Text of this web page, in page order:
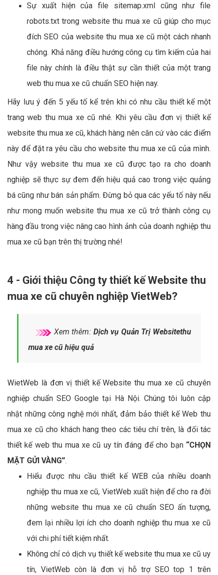
Sự xuất hiện của file sitemap.xml cũng như file
robots.txt trong website thu mua xe cũ giúp cho mục
đích SEO của website thu mua xe cũ một cách nhanh
chóng. Khả năng điều hướng công cụ tìm kiếm của hai
file này chính là điều thật sự cần thiết của một trang
web thu mua xe cũ chuẩn SEO hiện nay.
Hãy lưu ý đến 5 yếu tố kể trên khi có nhu cầu thiết kế một
trang web thu mua xe cũ nhé. Khi yêu cầu đơn vị thiết kế
website thu mua xe cũ, khách hàng nên căn cứ vào các điểm
này để đặt ra yêu cầu cho website thu mua xe cũ của mình.
Như vậy website thu mua xe cũ được tạo ra cho doanh
nghiệp sẽ thực sự đem đến hiệu quả cao trong việc quảng
bá cũng như bán sản phẩm. Đừng bỏ qua các yếu tố này nếu
như mong muốn website thu mua xe cũ trở thành công cụ
hàng đầu trong việc nâng cao hình ảnh của doanh nghiệp thu
mua xe cũ bạn trên thị trường nhé!
4 - Giới thiệu Công ty thiết kế Website thu
mua xe cũ chuyên nghiệp VietWeb?
Xem thêm: Dịch vụ Quản Trị Websitethu
mua xe cũ hiệu quả
WietWeb là đơn vị thiết kế Website thu mua xe cũ chuyên
nghiệp chuẩn SEO Google tại Hà Nội. Chúng tôi luôn cập
nhật những công nghệ mới nhất, đảm bảo thiết kế Web thu
mua xe cũ cho khách hang theo các tiêu chí trên, là đối tác
thiết kế web thu mua xe cũ uy tín đáng để cho bạn “CHỌN
MẶT GỬI VÀNG”.
Hiểu được nhu cầu thiết kế WEB của nhiều doanh
nghiệp thu mua xe cũ, VietWeb xuất hiện để cho ra đời
những website thu mua xe cũ chuẩn SEO ấn tượng,
đem lại nhiều lợi ích cho doanh nghiệp thu mua xe cũ
với chi phí tiết kiệm nhất.
Không chỉ có dịch vụ thiết kế website thu mua xe cũ uy
tín, VietWeb còn là đơn vị hỗ trợ SEO top 1 trên